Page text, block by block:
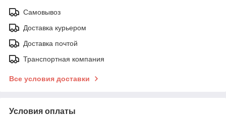
Самовывоз
Доставка курьером
Доставка почтой
Транспортная компания
Все условия доставки
Условия оплаты